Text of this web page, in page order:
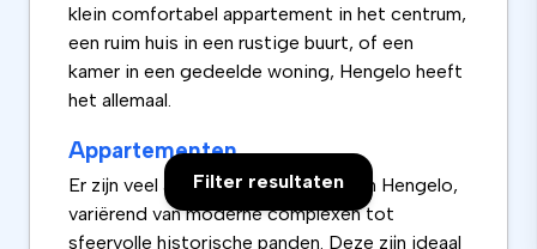
Filter resultaten
klein comfortabel appartement in het centrum,
een ruim huis in een rustige buurt, of een
kamer in een gedeelde woning, Hengelo heeft
het allemaal.
Appartementen
Er zijn veel appartementen te huur in Hengelo,
variërend van moderne complexen tot
sfeervolle historische panden. Deze zijn ideaal